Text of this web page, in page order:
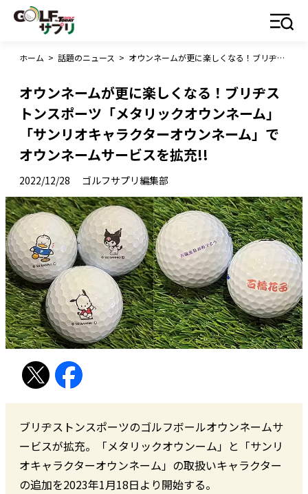
ホーム > 話題のニュース > オウンネームが更に楽しくなる！ブリヂストンスポーツ「メタリックオウンネーム」「サンリオキャラクターオウンネーム」でオウンネームサービスを拡充!!
オウンネームが更に楽しくなる！ブリヂス
トンスポーツ「メタリックオウンネーム」
「サンリオキャラクターオウンネーム」で
オウンネームサービスを拡充!!
2022/12/28 ゴルフサプリ編集部
ブリヂストンスポーツのゴルフボールオウンネームサ
ービスが拡充。「メタリックオウンーム」と「サンリ
オキャラクターオウンネーム」の取扱いキャラクター
の追加を2023年1月18日より開始する。